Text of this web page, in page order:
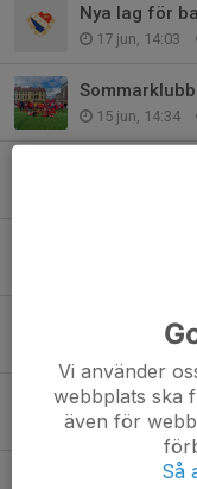
17 jun, 14:03
15 jun, 14:34
Välkommen
6 maj, 15:31
Håll rent i
20 apr, 13:36
Öppen
Vi använder
webbplats ska
även för
Så